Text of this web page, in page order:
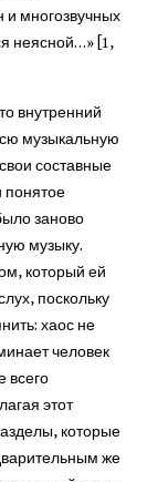
многозвучных
неясной…» [1,
внутренний
музыкальную
составные
понятое
заново
музыку.
который ей
поскольку
хаос не
человек
всего
этот
которые
же